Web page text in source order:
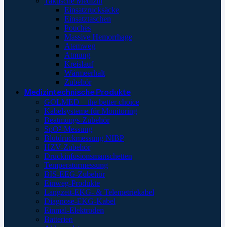
Einsatzrucksäcke
Einsatztaschen
Pouches
Massive Hemorrhage
Atemweg
Atmung
Kreislauf
Wärmeerhalt
Zubehör
Medizintechnische Produkte
GOLMED – the better choice
Kabelsysteme für Monitoring
Beatmungs-Zubehör
SpO²-Messung
Blutdruckmessung NIBP
HZV-Zubehör
Druckinfusionsmanschetten
Temperaturmessung
BIS-EEG-Zubehör
Einweg-Produkte
Langzeit-EKG- & Telemetriekabel
Diagnose-EKG-Kabel
Einmal-Elektroden
Batterien